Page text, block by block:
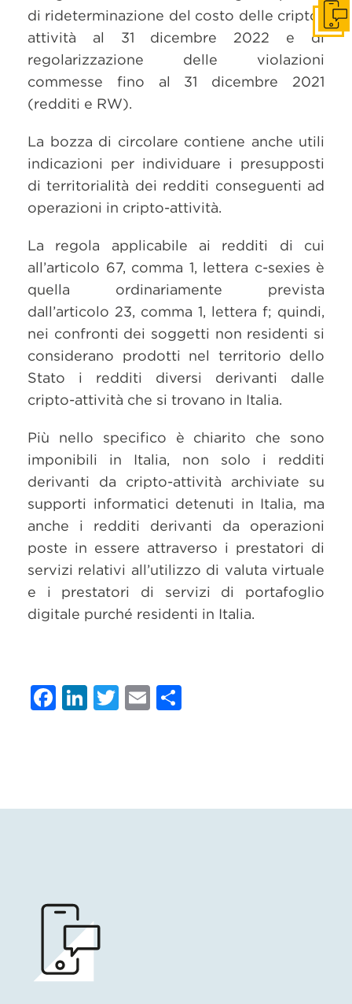
di rideterminazione del costo delle cripto-
attività al 31 dicembre 2022 e di
regolarizzazione delle violazioni
commesse fino al 31 dicembre 2021
(redditi e RW).
La bozza di circolare contiene anche utili
indicazioni per individuare i presupposti
di territorialità dei redditi conseguenti ad
operazioni in cripto-attività.
La regola applicabile ai redditi di cui
all’articolo 67, comma 1, lettera c-sexies è
quella ordinariamente prevista
dall’articolo 23, comma 1, lettera f; quindi,
nei confronti dei soggetti non residenti si
considerano prodotti nel territorio dello
Stato i redditi diversi derivanti dalle
cripto-attività che si trovano in Italia.
Più nello specifico è chiarito che sono
imponibili in Italia, non solo i redditi
derivanti da cripto-attività archiviate su
supporti informatici detenuti in Italia, ma
anche i redditi derivanti da operazioni
poste in essere attraverso i prestatori di
servizi relativi all’utilizzo di valuta virtuale
e i prestatori di servizi di portafoglio
digitale purché residenti in Italia.
Facebook
LinkedIn
Twitter
Email
Get